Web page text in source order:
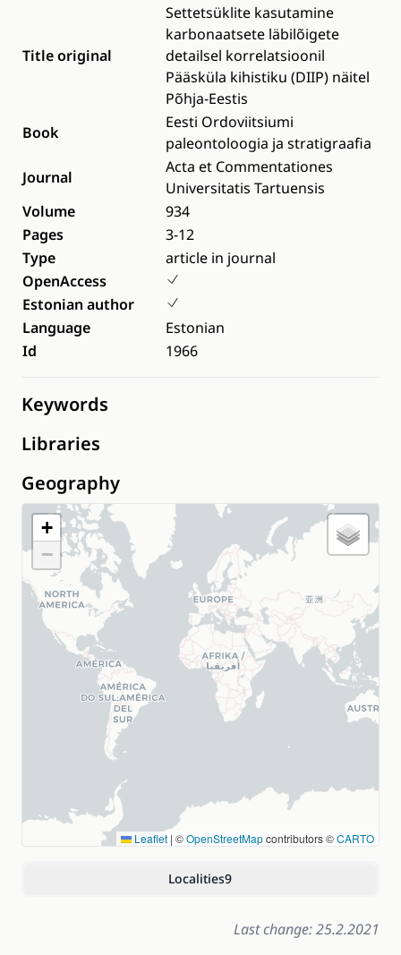
Title original
Settetsüklite kasutamine
karbonaatsete läbilõigete
detailsel korrelatsioonil
Pääsküla kihistiku (DIIP) näitel
Põhja-Eestis
Book
Eesti Ordoviitsiumi
paleontoloogia ja stratigraafia
Journal
Acta et Commentationes
Universitatis Tartuensis
Volume
934
Pages
3-12
Type
article in journal
OpenAccess
Estonian author
Language
Estonian
Id
1966
Keywords
Libraries
Geography
+
−
Leaflet | ©OpenStreetMapcontributors ©CARTO
Localities9
Last change: 25.2.2021